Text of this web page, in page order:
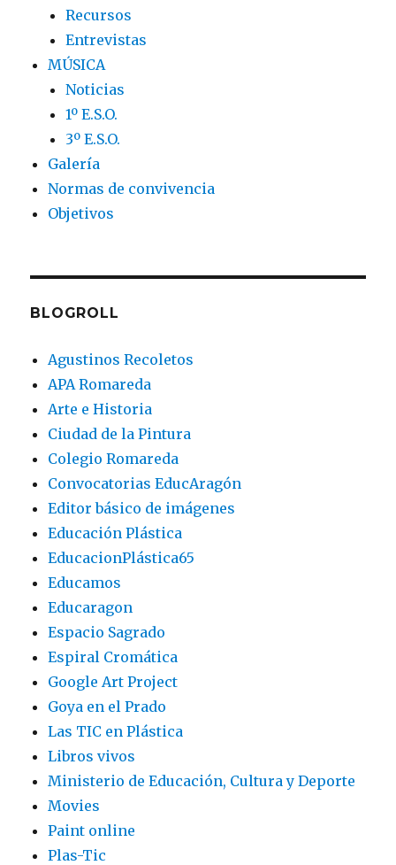
Recursos
Entrevistas
MÚSICA
Noticias
1º E.S.O.
3º E.S.O.
Galería
Normas de convivencia
Objetivos
BLOGROLL
Agustinos Recoletos
APA Romareda
Arte e Historia
Ciudad de la Pintura
Colegio Romareda
Convocatorias EducAragón
Editor básico de imágenes
Educación Plástica
EducacionPlástica65
Educamos
Educaragon
Espacio Sagrado
Espiral Cromática
Google Art Project
Goya en el Prado
Las TIC en Plástica
Libros vivos
Ministerio de Educación, Cultura y Deporte
Movies
Paint online
Plas-Tic